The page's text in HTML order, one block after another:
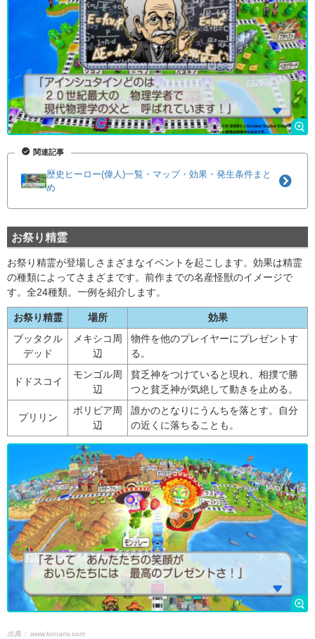
関連記事
歴史ヒーロー(偉人)一覧・マップ・効果・発生条件まと
め
お祭り精霊
お祭り精霊が登場しさまざまなイベントを起こします。効果は精霊
の種類によってさまざまです。前作までの名産怪獣のイメージで
す。全24種類。一例を紹介します。
お祭り精霊 場所
効果
ブッタクル
デッド
メキシコ周
辺
物件を他のプレイヤーにプレゼントす
る。
ドドスコイ
モンゴル周
辺
貧乏神をつけていると現れ、相撲で勝
つと貧乏神が気絶して動きを止める。
プリリン
ボリビア周
辺
誰かのとなりにうんちを落とす。自分
の近くに落ちることも。
出典： www.konami.com